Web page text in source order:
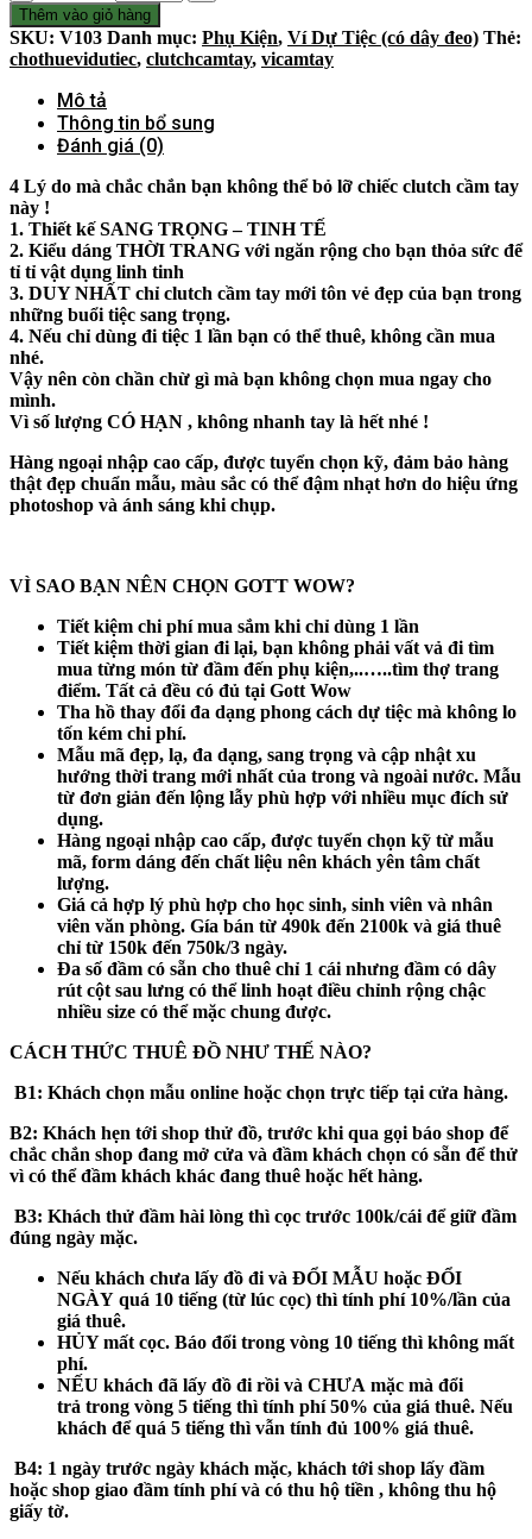
Thêm vào giỏ hàng
SKU: V103 Danh mục: Phụ Kiện, Ví Dự Tiệc (có dây đeo) Thẻ:
chothuevidutiec, clutchcamtay, vicamtay
Mô tả
Thông tin bổ sung
Đánh giá (0)
4 Lý do mà chắc chắn bạn không thể bỏ lỡ chiếc clutch cầm tay
này !
1. Thiết kế SANG TRỌNG – TINH TẾ
2. Kiểu dáng THỜI TRANG với ngăn rộng cho bạn thỏa sức để
tỉ tỉ vật dụng linh tinh
3. DUY NHẤT chỉ clutch cầm tay mới tôn vẻ đẹp của bạn trong
những buổi tiệc sang trọng.
4. Nếu chỉ dùng đi tiệc 1 lần bạn có thể thuê, không cần mua
nhé.
Vậy nên còn chần chừ gì mà bạn không chọn mua ngay cho
mình.
Vì số lượng CÓ HẠN , không nhanh tay là hết nhé !
Hàng ngoại nhập cao cấp, được tuyển chọn kỹ, đảm bảo hàng
thật đẹp chuẩn mẫu, màu sắc có thể đậm nhạt hơn do hiệu ứng
photoshop và ánh sáng khi chụp.
VÌ SAO BẠN NÊN CHỌN GOTT WOW?
Tiết kiệm chi phí mua sắm khi chỉ dùng 1 lần
Tiết kiệm thời gian đi lại, bạn không phải vất vả đi tìm
mua từng món từ đầm đến phụ kiện,..…..tìm thợ trang
điểm. Tất cả đều có đủ tại Gott Wow
Tha hồ thay đổi đa dạng phong cách dự tiệc mà không lo
tốn kém chi phí.
Mẫu mã đẹp, lạ, đa dạng, sang trọng và cập nhật xu
hướng thời trang mới nhất của trong và ngoài nước. Mẫu
từ đơn giản đến lộng lẫy phù hợp với nhiều mục đích sử
dụng.
Hàng ngoại nhập cao cấp, được tuyển chọn kỹ từ mẫu
mã, form dáng đến chất liệu nên khách yên tâm chất
lượng.
Giá cả hợp lý phù hợp cho học sinh, sinh viên và nhân
viên văn phòng. Gía bán từ 490k đến 2100k và giá thuê
chỉ từ 150k đến 750k/3 ngày.
Đa số đầm có sẵn cho thuê chỉ 1 cái nhưng đầm có dây
rút cột sau lưng có thể linh hoạt điều chỉnh rộng chậc
nhiều size có thể mặc chung được.
CÁCH THỨC THUÊ ĐỒ NHƯ THẾ NÀO?
B1: Khách chọn mẫu online hoặc chọn trực tiếp tại cửa hàng.
B2: Khách hẹn tới shop thử đồ, trước khi qua gọi báo shop để
chắc chắn shop đang mở cửa và đầm khách chọn có sẵn để thử
vì có thể đầm khách khác đang thuê hoặc hết hàng.
B3: Khách thử đầm hài lòng thì cọc trước 100k/cái để giữ đầm
đúng ngày mặc.
Nếu khách chưa lấy đồ đi và ĐỔI MẪU hoặc ĐỔI
NGÀY quá 10 tiếng (từ lúc cọc) thì tính phí 10%/lần của
giá thuê.
HỦY mất cọc. Báo đổi trong vòng 10 tiếng thì không mất
phí.
NẾU khách đã lấy đồ đi rồi và CHƯA mặc mà đổi
trả trong vòng 5 tiếng thì tính phí 50% của giá thuê. Nếu
khách đểquá 5 tiếng thì vẫn tính đủ 100% giá thuê.
B4: 1 ngày trước ngày khách mặc, khách tới shop lấy đầm
hoặc shop giao đầm tính phí và có thu hộ tiền , không thu hộ
giấy tờ.